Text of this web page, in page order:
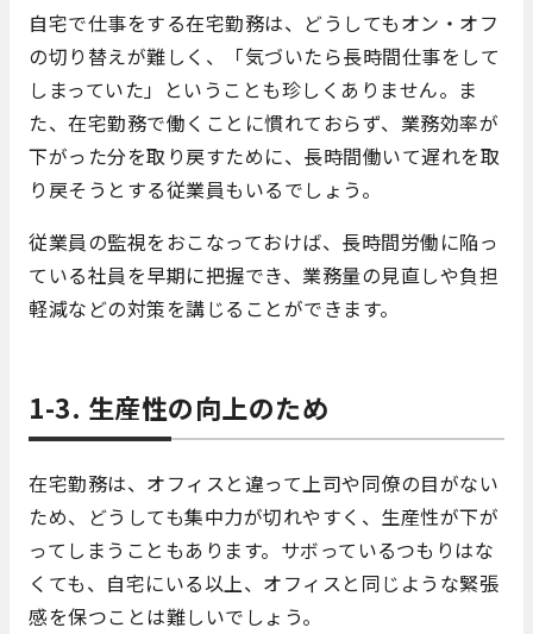
自宅で仕事をする在宅勤務は、どうしてもオン・オフ
の切り替えが難しく、「気づいたら長時間仕事をして
しまっていた」ということも珍しくありません。ま
た、在宅勤務で働くことに慣れておらず、業務効率が
下がった分を取り戻すために、長時間働いて遅れを取
り戻そうとする従業員もいるでしょう。
従業員の監視をおこなっておけば、長時間労働に陥っ
ている社員を早期に把握でき、業務量の見直しや負担
軽減などの対策を講じることができます。
1-3. 生産性の向上のため
在宅勤務は、オフィスと違って上司や同僚の目がない
ため、どうしても集中力が切れやすく、生産性が下が
ってしまうこともあります。サボっているつもりはな
くても、自宅にいる以上、オフィスと同じような緊張
感を保つことは難しいでしょう。